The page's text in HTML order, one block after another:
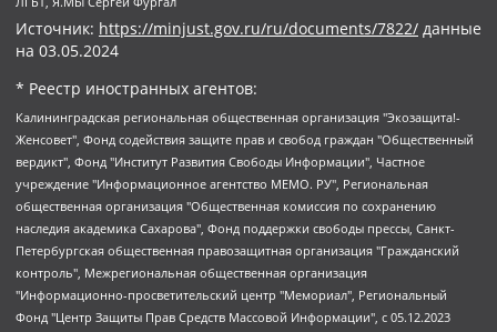
Источник: https://minjust.gov.ru/ru/documents/7822/ данные
на 03.05.2024
* Реестр иностранных агентов:
Калининградская региональная общественная организация "Экозащита!-Женсовет", Фонд содействия защите прав и свобод граждан "Общественный вердикт", Фонд "Институт Развития Свободы Информации", Частное учреждение "Информационное агентство МЕМО. РУ", Региональная общественная организация "Общественная комиссия по сохранению наследия академика Сахарова", Фонд поддержки свободы прессы, Санкт-Петербургская общественная правозащитная организация "Гражданский контроль", Межрегиональная общественная организация "Информационно-просветительский центр "Мемориал", Региональный Фонд "Центр Защиты Прав Средств Массовой Информации", с 05.12.2023 Фонд "Центр Защиты Прав Средств массовой информации", Региональная общественная благотворительная организация помощи беженцам и мигрантам "Гражданское содействие", Негосударственное образовательное учреждение дополнительного профессионального образования (повышение квалификации) специалистов "АКАДЕМИЯ ПО ПРАВАМ ЧЕЛОВЕКА", Свердловская региональная общественная организация "Сутяжник", Автономная некоммерческая организация "Центр независимых социологических исследований", Союз общественных объединений "Российский исследовательский центр по правам человека", Региональное общественное учреждение научно-информационный центр "МЕМОРИАЛ", Некоммерческая организация "Фонд защиты гласности", Автономная некоммерческая организация "Институт прав человека", Городская общественная организация "Екатеринбургское общество "МЕМОРИАЛ", Городская общественная организация "Рязанское историко-просветительское и правозащитное общество "Мемориал" (Рязанский Мемориал), Челябинский региональный орган общественной самодеятельности – женское общественное объединение "Женщины Евразии", Челябинский региональный орган общественной самодеятельности "Уральская правозащитная группа", Фонд содействия защите здоровья и социальной справедливости имени Андрея Рылькова, Автономная Некоммерческая Организация "Аналитический Центр Юрия Левады", Автономная некоммерческая организация социальной поддержки населения "Проект Апрель", Региональная общественная организация помощи женщинам и детям, находящимся в кризисной ситуации "Информационно-методический центр "Анна", Фонд содействия развитию массовых коммуникаций и правовому просвещению "Так-так-Так", Фонд содействия устойчивому развитию "Серебряная тайга", Свердловский региональный общественный фонд социальных проектов "Новое время", "Idel.Реалии", Кавказ.Реалии, Крым.Реалии, Телеканал Настоящее Время, Татаро-башкирская служба Радио Свобода (Azatliq Radiosi), Радио Свободная Европа/Радио Свобода (PCE/PC), "Сибирь.Реалии", "Фактограф", Благотворительный фонд помощи осужденным и их семьям, Автономная некоммерческая организация "Институт глобализации и социальных движений", Фонд "В защиту прав заключенных", Частное учреждение "Центр поддержки и содействия развитию средств массовой информации", Пензенский региональный общественный благотворительный фонд "Гражданский союз", "Север.Реалии", Некоммерческая организация Фонд "Правовая инициатива", Общество с ограниченной ответственностью "Радио Свободная Европа/Радио Свобода", Чешское информационное агентство "MEDIUM-ORIENT", Красноярская региональная общественная организация "Мы против СПИДа", Камалягин Денис Николаевич, Маркелов Сергей Евгеньевич, Пономарев Лев Александрович, Савицкая Людмила Алексеевна, Автономная некоммерческая организация "Центр по работе с проблемой насилия "НАСИЛИЮ.НЕТ", Межрегиональный профессиональный союз работников здравоохранения "Альянс врачей", Юридическое лицо, зарегистрированное в Латвийской Республике, SIA "Medusa Project" (регистрационный номер 40103797863, дата регистрации 10.06.2014), Некоммерческая организация "Фонд по борьбе с коррупцией", Автономная некоммерческая организация "Институт права и публичной политики", Баданин Роман Сергеевич, Гликин Максим Александрович, Железнова Мария Михайловна, Лукьянова Юлия Сергеевна, Маетная Елизавета Витальевна, Маняхин Петр Борисович, Чуракова Ольга Владимировна, Ярош Юлия Петровна, Юридическое лицо "The Insider SIA", зарегистрированное в Риге, Латвийская Республика (дата регистрации 26.06.2015), являющееся администратором доменного имени интернет-издания "The Insider SIA", https://theins.ru, Постернак Алексей Евгеньевич, Рубин Михаил Аркадьевич, Анин Роман Александрович, Юридическое лицо Istories fonds, зарегистрированное в Латвийской Республике (регистрационный номер 50008295751, дата регистрации 24.02.2020), Великовский Дмитрий Александрович, Долинина Ирина Николаевна, Мароховская Алеся Алексеевна, Шлейнов Роман Юрьевич, Шмагун Олеся Валентиновна, Общество с ограниченной ответственностью "Альтаир 2021", Общество с ограниченной ответственностью "Вега 2021", Общество с ограниченной ответственностью "Главный редактор 2021", Общество с ограниченной ответственностью "Ромашки монолит", Важенков Артем Валерьевич, Ивановская областная общественная организация "Центр гендерных исследований", Гурман Юрий Альбертович, Медиапроект "ОВД-Инфо", Егоров Владимир Владимирович, Жилинский Владимир Александрович, Общество с ограниченной ответственностью "ЗП", Иванова София Юрьевна, Карезина Инна Павловна, Кильтау Екатерина Викторовна, Петров Алексей Викторович, Пискунов Сергей Евгеньевич, Смирнов Сергей Сергеевич, Тихонов Михаил Сергеевич, Общество с ограниченной ответственностью "ЖУРНАЛИСТ-ИНОСТРАННЫЙ АГЕНТ", Арапова Галина Юрьевна, Вольтская Татьяна Анатольевна, Американская компания "Mason G.E.S. Anonymous Foundation" (США), являющаяся владельцем интернет-издания https://mnews.world/, Компания "Stichting Bellingcat", зарегистрированная в Нидерландах (дата регистрации 11.07.2018), Захаров Андрей Вячеславович, Клепиковская Екатерина Дмитриевна, Общество с ограниченной ответственностью "МЕМО", Перл Роман Александрович, Симонов Евгений Алексеевич, Соловьева Елена Анатольевна, Сотников Даниил Владимирович, Сурначева Елизавета Дмитриевна, Автономная некоммерческая организация по защите прав человека и информированию населения "Якутия – Наше Мнение", Общество с ограниченной ответственностью "Москоу диджитал медиа", с 26.01.2023 Общество с ограниченной ответственностью "Чайка Белые сады", Ветошкина Валерия Валерьевна, Заговора Максим Александрович, Межрегиональное общественное движение "Российская ЛГБТ - сеть", Оленичев Максим Владимирович, Павлов Иван Юрьевич, Скворцова Елена Сергеевна, Общество с ограниченной ответственностью "Как бы инагент", Кочетков Игорь Викторович, Общество с ограниченной ответственностью "Честные выборы", Еланчик Олег Александрович, Общество с ограниченной ответственностью "Нобелевский призыв", Гималова Регина Эмилевна, Григорьев Андрей Валерьевич, Григорьева Алина Александровна, Ассоциация по содействию защите прав призывников, альтернативнослужащих и военнослужащих "Правозащитная группа "Гражданин.Армия.Право", Хисамова Регина Фаритовна, Автономная некоммерческая организация по реализации социально-правовых программ "Лилит", Дальневосточное общественное движение "Маяк", Санкт-Петербургская ЛГБТ-инициативная группа "Выход", Инициативная группа ЛГБТ+ "Реверс", Алексеев Андрей Викторович, Бекбулатова Таисия Львовна, Беляев Иван Михайлович, Владыкина Елена Сергеевна, Гельман Марат Александрович, Никульшина Вероника Юрьевна, Толоконникова Надежда Андреевна, Шендерович Виктор Анатольевич, Общество с ограниченной ответственностью "Данное сообщение", Общество с ограниченной ответственностью Издательский дом "Новая глава", Айнбиндер Александра Александровна, Московский комьюнити-центр для ЛГБТ+инициатив, Благотворительный фонд развития филантропии, Deutsche Welle (Германия, Kurt-Schumacher-Strasse 3, 53113 Bonn), Борзунова Мария Михайловна, Воробьев Виктор Викторович, Голубева Анна Львовна, Константинова Алла Михайловна, Малкова Ирина Владимировна, Мурадов Мурад Абдулгалимович, Осетинская Елизавета Николаевна, Понасенков Евгений Николаевич, Ганапольский Матвей Юрьевич, Киселев Евгений Алексеевич, Борухович Ирина Григорьевна, Дремин Иван Тимофеевич, Дубровский Дмитрий Викторович, Красноярская региональная общественная организация поддержки и развития альтернативных образовательных технологий и межкультурных коммуникаций "ИНТЕРРА", Маяковская Екатерина Алексеевна, Фейгин Марк Захарович, Филимонов Андрей Викторович, Дзугкоева Регина Николаевна, Доброхотов Роман Александрович, Дудь Юрий Александрович, Елкин Сергей Владимирович, Кругликов Кирилл Игоревич, Сабунаева Мария Леонидовна, Семенов Алексей Владимирович, Шаинян Карен Багратович, Шульман Екатерина Михайловна, Асафьев Артур Валерьевич, Вахштайн Виктор Семенович, Венедиктов Алексей Алексеевич, Лушникова Екатерина Евгеньевна, Волков Леонид Михайлович, Невзоров Александр Глебович, Пархоменко Сергей Борисович, Сироткин Ярослав Николаевич, Кара-Мурза Владимир Владимирович, Баранова Наталья Владимировна, Гозман Леонид Яковлевич, Кагарлицкий Борис Юльевич, Климарев Михаил Валерьевич, Милов Владимир Станиславович, Автономная некоммерческая организация Краснодарский центр современного искусства "Типография", Моргенштерн Алишер Тагирович, Соболь Любовь Эдуардовна, Общество с ограниченной ответственностью "ЛИЗА НОРМ", Каспаров Гарри Кимович, Ходорковский Михаил Борисович, Общество с ограниченной ответственностью "Апрельские тезисы", Данилович Ирина Брониславовна, Кашин Олег Владимирович, Петров Николай Владимирович, Пивоваров Алексей Владимирович, Соколов Михаил Владимирович, Цветкова Юлия Владимировна, Чичваркин Евгений Александрович, Комитет против пыток/Команда против пыток, Общество с ограниченной ответственностью "Первый научный", Общество с ограниченной ответственностью "Вертолет и ко", Белоцерковская Вероника Борисовна, Кац Максим Евгеньевич, Лазарева Татьяна Юрьевна, Шаведдинов Руслан Табризович, Яшин Илья Валерьевич, Общество с ограниченной ответственностью "Иноагент ААВ", Алешковский Дмитрий Петрович, Альбац Евгения Марковна, Быков Дмитрий Львович, Галямина Юлия Евгеньевна, Лойко Сергей Леонидович, Мартынов Кирилл Константинович, Медведев Сергей Александрович, Крашенинников Федор Геннадиевич, Гордеева Катерина Вл